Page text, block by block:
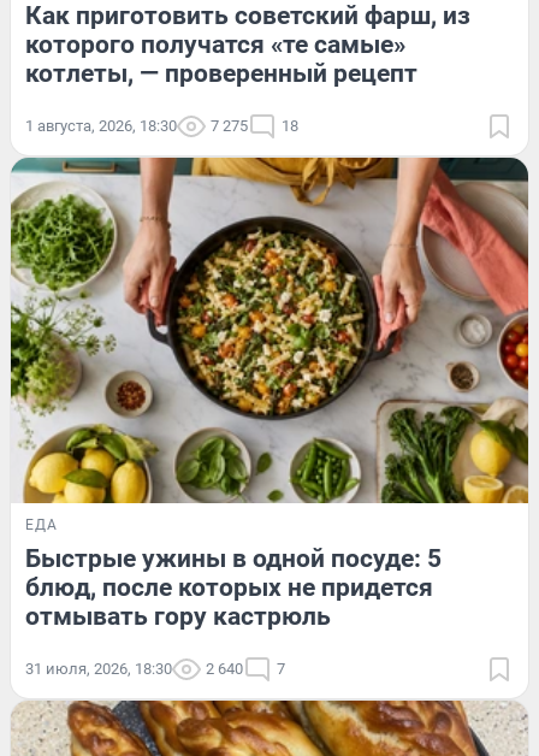
Как приготовить советский фарш, из
которого получатся «те самые»
котлеты, — проверенный рецепт
1 августа, 2026, 18:30 7 275 18
ЕДА
Быстрые ужины в одной посуде: 5
блюд, после которых не придется
отмывать гору кастрюль
31 июля, 2026, 18:30 2 640 7